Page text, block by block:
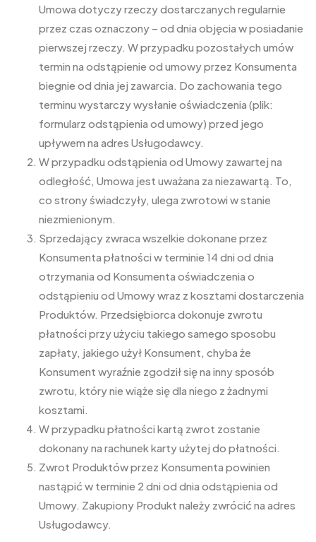
Umowa dotyczy rzeczy dostarczanych regularnie
przez czas oznaczony – od dnia objęcia w posiadanie
pierwszej rzeczy. W przypadku pozostałych umów
termin na odstąpienie od umowy przez Konsumenta
biegnie od dnia jej zawarcia. Do zachowania tego
terminu wystarczy wysłanie oświadczenia (plik:
formularz odstąpienia od umowy) przed jego
upływem na adres Usługodawcy.
W przypadku odstąpienia od Umowy zawartej na
odległość, Umowa jest uważana za niezawartą. To,
co strony świadczyły, ulega zwrotowi w stanie
niezmienionym.
Sprzedający zwraca wszelkie dokonane przez
Konsumenta płatności w terminie 14 dni od dnia
otrzymania od Konsumenta oświadczenia o
odstąpieniu od Umowy wraz z kosztami dostarczenia
Produktów. Przedsiębiorca dokonuje zwrotu
płatności przy użyciu takiego samego sposobu
zapłaty, jakiego użył Konsument, chyba że
Konsument wyraźnie zgodził się na inny sposób
zwrotu, który nie wiąże się dla niego z żadnymi
kosztami.
W przypadku płatności kartą zwrot zostanie
dokonany na rachunek karty użytej do płatności.
Zwrot Produktów przez Konsumenta powinien
nastąpić w terminie 2 dni od dnia odstąpienia od
Umowy. Zakupiony Produkt należy zwrócić na adres
Usługodawcy.